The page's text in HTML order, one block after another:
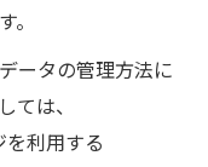
。
ータの管理方法に
ては、
利用する